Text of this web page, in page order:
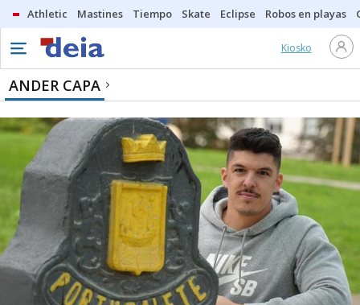
Athletic Mastines Tiempo Skate Eclipse Robos en playas
Kiosko
ANDER CAPA